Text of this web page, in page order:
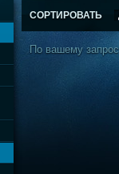
СОРТИРОВАТЬ
По вашему